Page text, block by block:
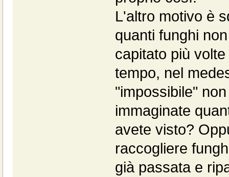
L'altro motivo è
quanti funghi
capitato più
tempo, nel
"impossibile"
immaginate
avete visto?
raccogliere
già passata e